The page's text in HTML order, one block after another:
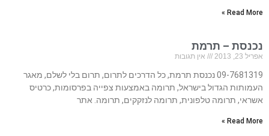
Read More »
נכנסת – תרמת
אפריל 23, 2013 אין תגובות
09-7681319 נכנסת תרמת, כל הדרכים לתרום, תרום בלי לשלם, מאגר
העמותות הגדול בישראל, תרומה באמצעות צפייה בפרסומות, כרטיס
אשראי, תרומה טלפונית, תרומה לנזקקים, תרומה. אתר
Read More »